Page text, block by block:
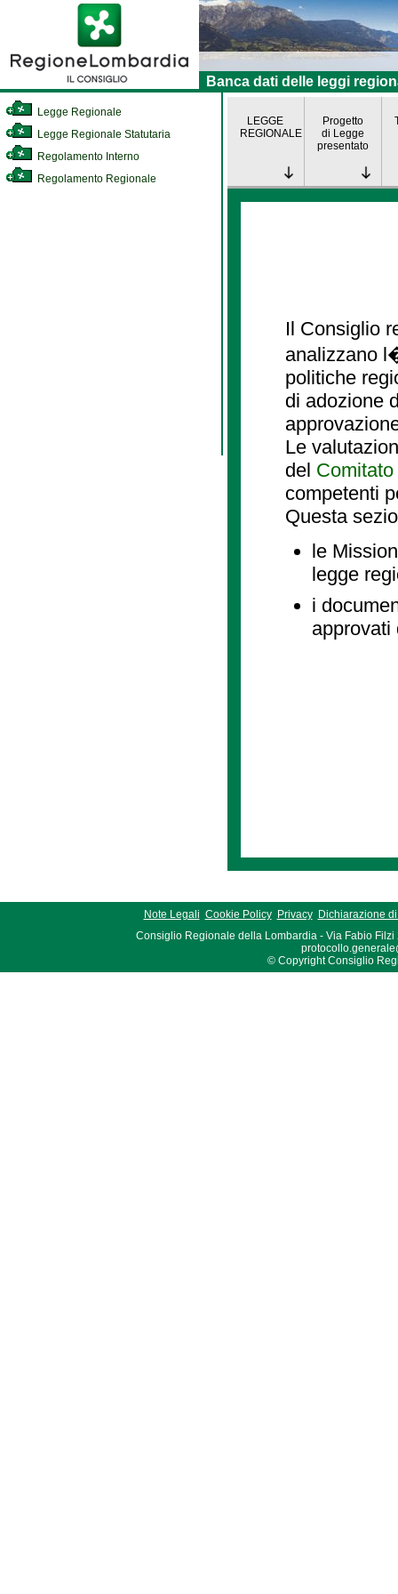
Banca dati delle leggi
Legge Regionale
Legge Regionale Statutaria
Regolamento Interno
Regolamento Regionale
LEGGE
REGIONALE
Progetto
di Legge
presentato
Il Consiglio
analizzano
politiche
di adozione
Le
del
competenti
Questa
le
legge
i
approvati
Note Legali Cookie Policy Privacy
Dichiarazione
Consiglio Regionale della Lombardia - Via Fabio Filzi
© Copyright Consiglio